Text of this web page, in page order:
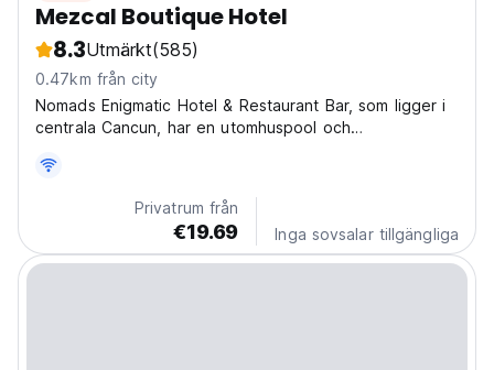
Mezcal Boutique Hotel
8.3Utmärkt(585)
0.47km från city
Nomads Enigmatic Hotel & Restaurant Bar, som ligger i
centrala Cancun, har en utomhuspool och
Privatrum från
€19.69 Inga sovsalar tillgängliga